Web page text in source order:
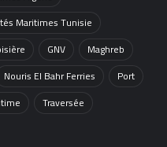
Maritimes Tunisie
GNV
Maghreb
Nouris El Bahr Ferries
Port
Traversée